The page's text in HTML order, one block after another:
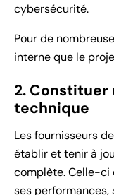
cybersécurité.
Pour de
interne que le
2.
technique
Les fournisseurs
établir et tenir à
complète. Celle-ci
ses performances,